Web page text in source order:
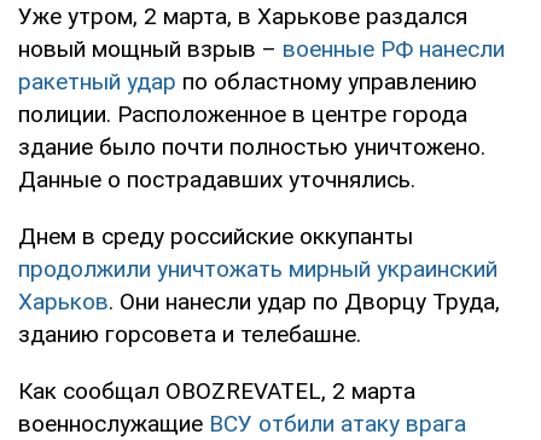
Уже утром, 2 марта, в Харькове раздался
новый мощный взрыв – военные РФ нанесли
ракетный удар по областному управлению
полиции. Расположенное в центре города
здание было почти полностью уничтожено.
Данные о пострадавших уточнялись.
Днем в среду российские оккупанты
продолжили уничтожать мирный украинский
Харьков. Они нанесли удар по Дворцу Труда,
зданию горсовета и телебашне.
Как сообщал OBOZREVATEL, 2 марта
военнослужащие ВСУ отбили атаку врага